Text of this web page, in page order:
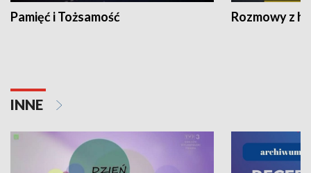
Pamięć i Tożsamość Rozmowy z
INNE